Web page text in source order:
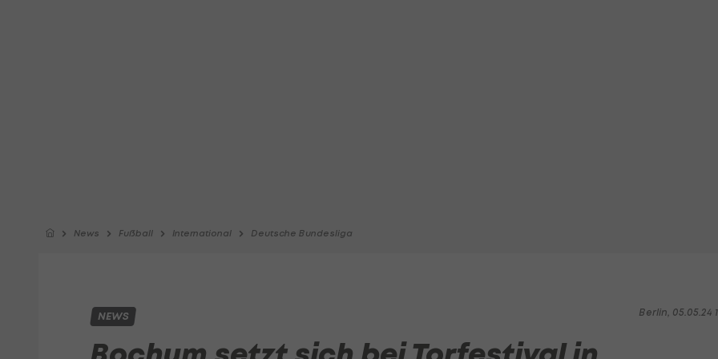
News Fußball International Deutsche Bundesliga
Berlin, 05.05.24
NEWS